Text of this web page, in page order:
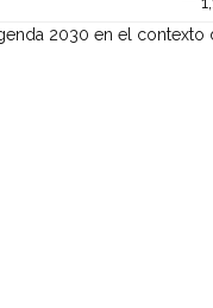
2030 en el contexto